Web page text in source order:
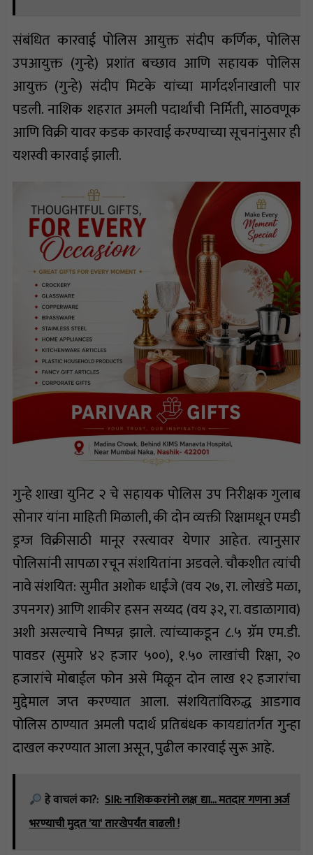
संबंधित कारवाई पोलिस आयुक्त संदीप कर्णिक, पोलिस
उपआयुक्त (गुन्हे) प्रशांत बच्छाव आणि सहायक पोलिस
आयुक्त (गुन्हे) संदीप मिटके यांच्या मार्गदर्शनाखाली पार
पडली. नाशिक शहरात अमली पदार्थांची निर्मिती, साठवणूक
आणि विक्री यावर कडक कारवाई करण्याच्या सूचनांनुसार ही
यशस्वी कारवाई झाली.
गुन्हे शाखा युनिट २ चे सहायक पोलिस उप निरीक्षक गुलाब
सोनार यांना माहिती मिळाली, की दोन व्यक्ती रिक्षामधून एमडी
ड्रग्ज विक्रीसाठी मानूर रस्त्यावर येणार आहेत. त्यानुसार
पोलिसांनी सापळा रचून संशयितांना अडवले. चौकशीत त्यांची
नावे संशयित: सुमीत अशोक धाईंजे (वय २७, रा. लोखंडे मळा,
उपनगर) आणि शाकीर हसन सय्यद (वय ३२, रा. वडाळागाव)
अशी असल्याचे निष्पन्न झाले. त्यांच्याकडून ८.५ ग्रॅम एम.डी.
पावडर (सुमारे ४२ हजार ५००), १.५० लाखांची रिक्षा, २०
हजारांचे मोबाईल फोन असे मिळून दोन लाख १२ हजारांचा
मुद्देमाल जप्त करण्यात आला. संशयितांविरुद्ध आडगाव
पोलिस ठाण्यात अमली पदार्थ प्रतिबंधक कायद्यांतर्गत गुन्हा
दाखल करण्यात आला असून, पुढील कारवाई सुरू आहे.
हे वाचलं का?: SIR: नाशिककरांनो लक्ष द्या... मतदार गणना अर्ज
भरण्याची मुदत 'या' तारखेपर्यंत वाढली !